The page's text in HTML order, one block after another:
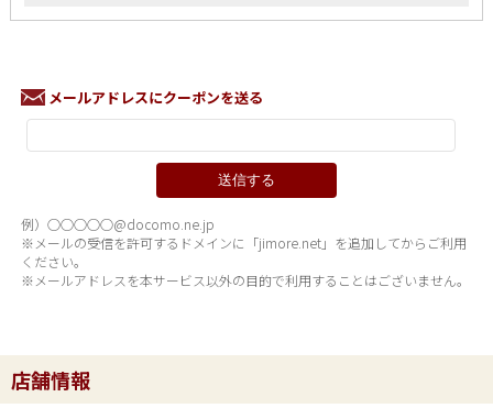
メールアドレスにクーポンを送る
例）○○○○○@docomo.ne.jp
※メールの受信を許可するドメインに「jimore.net」を追加してからご利用
ください。
※メールアドレスを本サービス以外の目的で利用することはございません。
店舗情報